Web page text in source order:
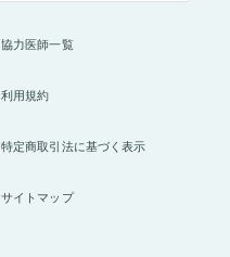
協力医師一覧
利用規約
特定商取引法に基づく表示
サイトマップ